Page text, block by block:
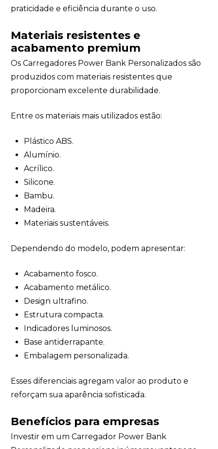
praticidade e eficiência durante o uso.
Materiais resistentes e
acabamento premium
Os Carregadores Power Bank Personalizados são
produzidos com materiais resistentes que
proporcionam excelente durabilidade.
Entre os materiais mais utilizados estão:
Plástico ABS.
Alumínio.
Acrílico.
Silicone.
Bambu.
Madeira.
Materiais sustentáveis.
Dependendo do modelo, podem apresentar:
Acabamento fosco.
Acabamento metálico.
Design ultrafino.
Estrutura compacta.
Indicadores luminosos.
Base antiderrapante.
Embalagem personalizada.
Esses diferenciais agregam valor ao produto e
reforçam sua aparência sofisticada.
Benefícios para empresas
Investir em um Carregador Power Bank